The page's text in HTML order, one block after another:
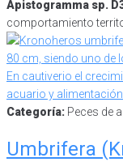
Apistogramma sp.
comportamiento
Categoría: Peces de
Umbrifera